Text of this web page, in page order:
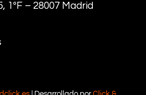
1ºF – 28007 Madrid